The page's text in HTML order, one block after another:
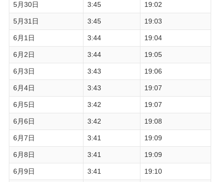
5月30日 3:45 19:02
5月31日 3:45 19:03
6月1日 3:44 19:04
6月2日 3:44 19:05
6月3日 3:43 19:06
6月4日 3:43 19:07
6月5日 3:42 19:07
6月6日 3:42 19:08
6月7日 3:41 19:09
6月8日 3:41 19:09
6月9日 3:41 19:10